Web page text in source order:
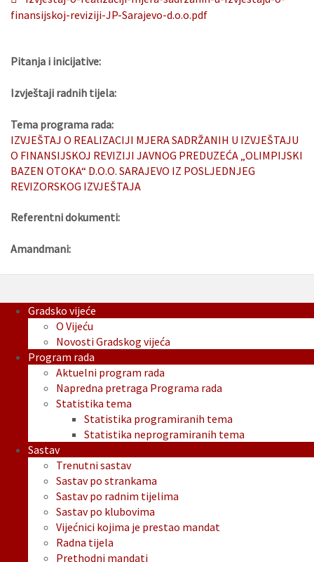
finansijskoj-reviziji-JP-Sarajevo-d.o.o.pdf
Pitanja i inicijative:
Izvještaji radnih tijela:
Tema programa rada:
IZVJEŠTAJ O REALIZACIJI MJERA SADRŽANIH U IZVJEŠTAJU
O FINANSIJSKOJ REVIZIJI JAVNOG PREDUZEĆA „OLIMPIJSKI
BAZEN OTOKA“ D.O.O. SARAJEVO IZ POSLJEDNJEG
REVIZORSKOG IZVJEŠTAJA
Referentni dokumenti:
Amandmani:
Gradsko vijeće
O Vijeću
Novosti Gradskog vijeća
Program rada
Aktuelni program rada
Napredna pretraga Programa rada
Statistika tema
Statistika programiranih tema
Statistika neprogramiranih tema
Sastav
Trenutni sastav
Sastav po strankama
Sastav po radnim tijelima
Sastav po klubovima
Vijećnici kojima je prestao mandat
Radna tijela
Prethodni mandati